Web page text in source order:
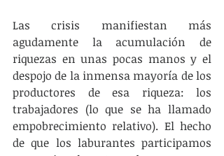
Las crisis manifiestan más
agudamente la acumulación de
riquezas en unas pocas manos y el
despojo de la inmensa mayoría de los
productores de esa riqueza: los
trabajadores (lo que se ha llamado
empobrecimiento relativo). El hecho
de que los laburantes participamos